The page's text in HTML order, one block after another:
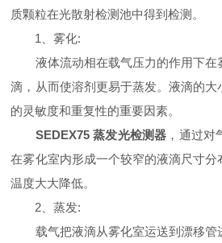
质颗粒在光散射检测池中得到检测。
1、雾化:
液体流动相在载气压力的作用下在
滴，从而使溶剂更易于蒸发。液滴的
的灵敏度和重复性的重要因素。
SEDEX75 蒸发光检测器 ，通过
在雾化室内形成一个较窄的液滴尺寸
温度大大降低。
2、蒸发:
载气把液滴从雾化室运送到漂移管